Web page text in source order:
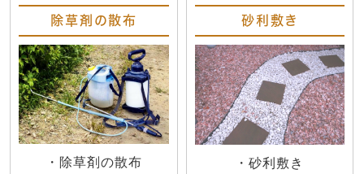
除草剤の散布
・除草剤の散布
砂利敷き
・砂利敷き